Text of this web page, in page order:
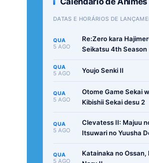
DATAS E HORÁRIOS DE
QUA
5 AGO
Re:Zero kara
Seikatsu 4th Season
QUA
5 AGO Youjo Senki II
QUA
5 AGO
Otome Game Sekai
Kibishii Sekai desu 2
QUA
5 AGO
Clevatess II: Majuu
Itsuwari no Yuusha
QUA
5 AGO
Katainaka no Ossan,